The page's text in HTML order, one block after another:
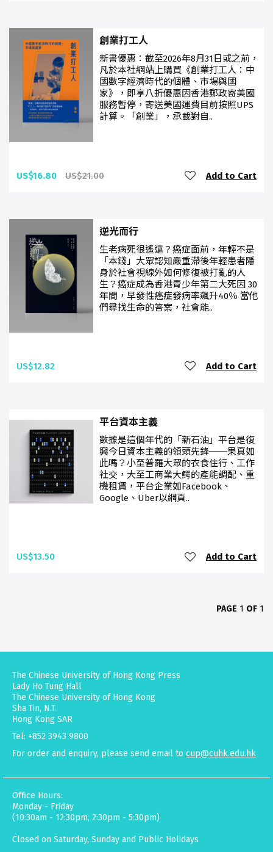
創業打工人
新書優惠：截至2026年8月31日或之前，
凡於本社網站上購買《創業打工人：中
國數字經濟時代的個體、市場與國
家》，即享八折優惠因香港郵政寄美國
服務暫停，寄送美國運費目前按照UPS
計算。「創業」，承載對自..
US$16.80 US$21.00 Add to Cart
逆光而行
生老病死很遙遠？癌症面前，年輕不是
「本錢」大眾認知嚴重滯後年輕患者隱
身於社會視線外如何修復被打亂的人
生？癌症成為香港青少年第二大死因 30
年間，早發性癌症發病率飆升40％ 當他
們尋找生命的答案，社會能..
US$12.82 Add to Cart
平台資本主義
數據是這個年代的「新石油」平台是復
興今日資本主義的領頭先鋒──果真如
此嗎？小至普羅大眾的衣食住行、工作
社交，大至工商業大鰐的產能調配、重
機租賃，平台企業如Facebook、
Google、Uber以網頁..
US$13.50 Add to Cart
PAGE 1 OF 1
The Chinese University of Hong Kong Press
Lady Ho Tung Hall
The Chinese University of Hong Kong
Sha Tin, N.T.
Hong Kong SAR
Tel: +852 3943 9800
For order and enquiry, please send email to cup@cuhk.edu.hk
Office Hours:
Monday - Friday
(10:30am - 12:30pm; 2:30pm - 5:30pm)
Closed on Saturday, Sunday and Public Holidays